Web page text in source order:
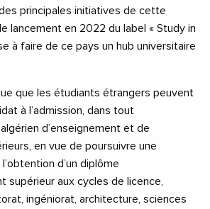
des principales initiatives de cette
lancement en 2022 du label « Study in
à faire de ce pays un hub universitaire
que les étudiants étrangers peuvent
à l’admission, dans tout
d’enseignement et de
en vue de poursuivre une
d’un diplôme
supérieur aux cycles de licence,
ingéniorat, architecture, sciences